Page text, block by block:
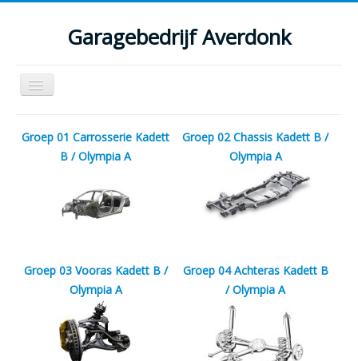
Garagebedrijf Averdonk
Schakelen
navigatie
Klassiekers en restauratie verslagen
Parts
Kenteken gegevens opvragen
Groep 01 Carrosserie Kadett
B / Olympia A
Groep 02 Chassis Kadett B /
Olympia A
Groep 03 Vooras Kadett B /
Olympia A
Groep 04 Achteras Kadett B
/ Olympia A